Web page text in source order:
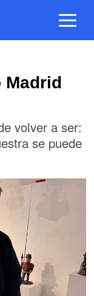
Madrid
volver a ser:
se puede